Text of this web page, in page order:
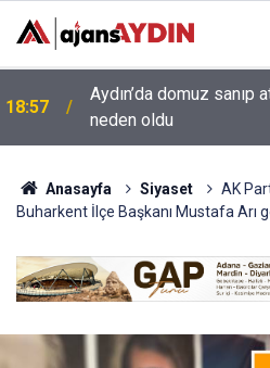
18:13 Yeni Parti'nin Aydın
Anasayfa Siyaset
AK
Buharkent İlçe Başkanı Mustafa Arı